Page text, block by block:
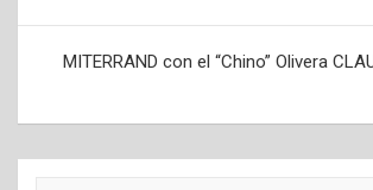
MITERRAND con el “Chino” Olivera